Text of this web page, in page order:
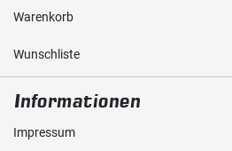
Warenkorb
Wunschliste
Informationen
Impressum